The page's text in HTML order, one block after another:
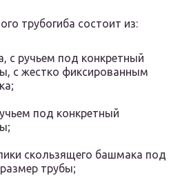
трубогиба состоит из:
с ручьем под конкретный
с жестко фиксированным
под конкретный
скользящего башмака под
трубы;